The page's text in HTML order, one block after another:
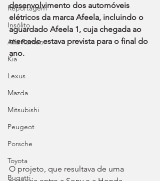
Reportagem
Insólito
Alfa Romeo
Kia
Lexus
Mazda
Mitsubishi
Peugeot
Porsche
Toyota
Bugatti
desenvolvimento dos automóveis
elétricos da marca Afeela, incluindo o
aguardado Afeela 1, cuja chegada ao
mercado estava prevista para o final do
ano.
O projeto, que resultava de uma